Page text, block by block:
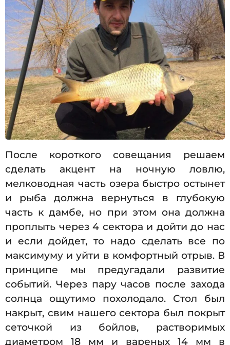
После короткого совещания решаем
сделать акцент на ночную ловлю,
мелководная часть озера быстро остынет
и рыба должна вернуться в глубокую
часть к дамбе, но при этом она должна
проплыть через 4 сектора и дойти до нас
и если дойдет, то надо сделать все по
максимуму и уйти в комфортный отрыв. В
принципе мы предугадали развитие
событий. Через пару часов после захода
солнца ощутимо похолодало. Стол был
накрыт, свим нашего сектора был покрыт
сеточкой из бойлов, растворимых
диаметром 18 мм и вареных 14 мм в